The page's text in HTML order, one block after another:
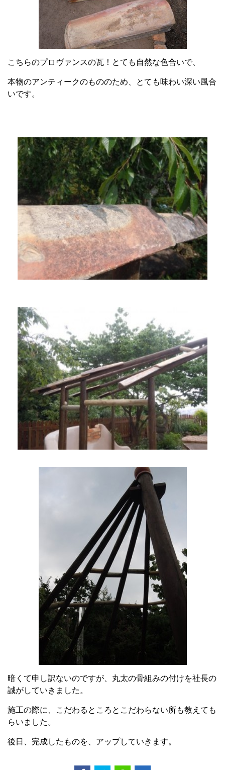
こちらのプロヴァンスの瓦！とても自然な色合いで、
本物のアンティークのもののため、とても味わい深い風合
いです。
暗くて申し訳ないのですが、丸太の骨組みの付けを社長の
誠がしていきました。
施工の際に、こだわるところとこだわらない所も教えても
らいました。
後日、完成したものを、アップしていきます。